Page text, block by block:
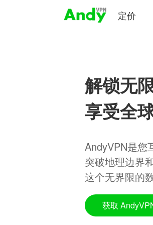
定价
解锁无
享受全
AndyVPN是您
突破地理边界
这个无界限的
获取